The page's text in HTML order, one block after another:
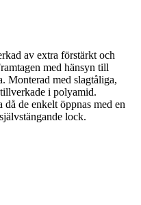
av extra förstärkt och
med hänsyn till
med slagtåliga,
i polyamid.
de enkelt öppnas med en
lock.